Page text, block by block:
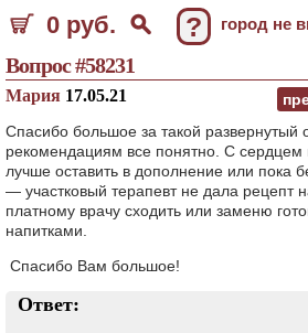
0 руб. ? город не
Вопрос #58231
Мария 17.05.21
Спасибо большое за такой развернутый
рекомендациям все понятно. С сердцем
лучше оставить в дополнение или пока
— участковый терапевт не дала рецепт
платному врачу сходить или заменю
напитками.
Спасибо Вам большое!
Ответ: